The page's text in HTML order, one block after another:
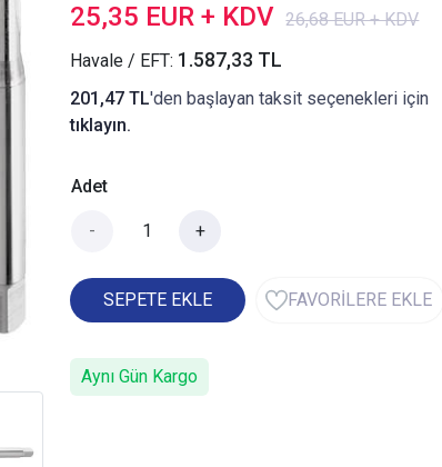
25,35 EUR + KDV 26,68 EUR + KDV
Havale / EFT: 1.587,33 TL
201,47 TL'den başlayan taksit seçenekleri için
tıklayın.
Adet
- +
SEPETE EKLE FAVORİLERE EKLE
Aynı Gün Kargo